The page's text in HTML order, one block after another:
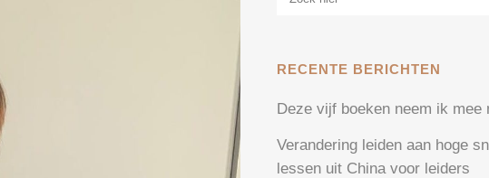
RECENTE BERICHTEN
Deze vijf boeken neem ik mee
Verandering leiden aan hoge
lessen uit China voor leiders